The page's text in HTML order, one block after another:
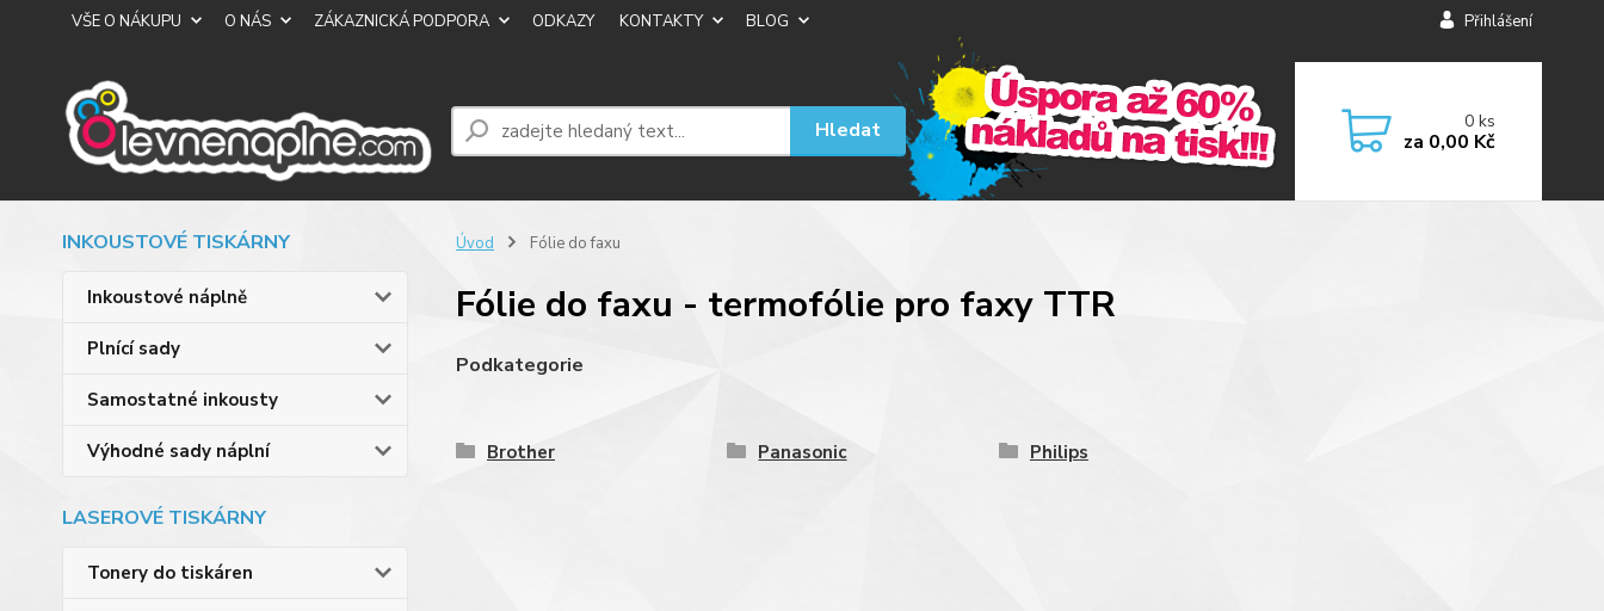
VŠE O NÁKUPU O NÁS ZÁKAZNICKÁ PODPORA ODKAZY KONTAKTY BLOG Přihlášení
Hledat 0ks
za 0,00 Kč
INKOUSTOVÉ TISKÁRNY
Inkoustové náplně
Plnící sady
Samostatné inkousty
Výhodné sady náplní
LASEROVÉ TISKÁRNY
Tonery do tiskáren
Úvod Fólie do faxu
Fólie do faxu - termofólie pro faxy TTR
Podkategorie
Brother Panasonic Philips